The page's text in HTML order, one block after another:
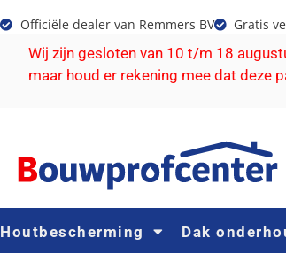
Officiële dealer van Remmers BV Gratis
Wij zijn gesloten van 10 t/m 18
maar houd er rekening mee dat deze
Houtbescherming Dak